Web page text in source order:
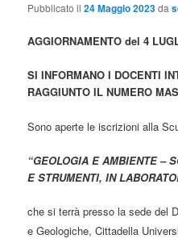
Pubblicato il24 Maggio 2023da
AGGIORNAMENTO del 4
SI INFORMANO I DOCENTI
RAGGIUNTO IL NUMERO
Sono aperte le iscrizioni alla
“GEOLOGIA E AMBIENTE –
E STRUMENTI, IN
che si terrà presso la sede del
e Geologiche, Cittadella